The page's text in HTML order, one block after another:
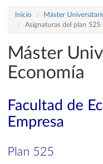
Inicio
Máster
Asignaturas del plan
Máster
Economía
Facultad de
Empresa
Plan 525